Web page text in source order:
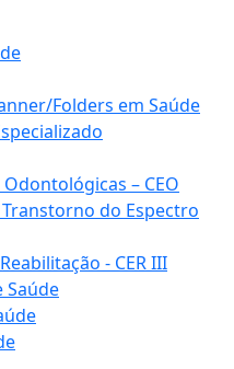
Folders em Saúde
– CEO
do Espectro
- CER III
Saúde